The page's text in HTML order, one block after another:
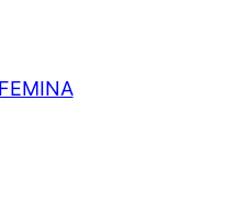
FEMINA